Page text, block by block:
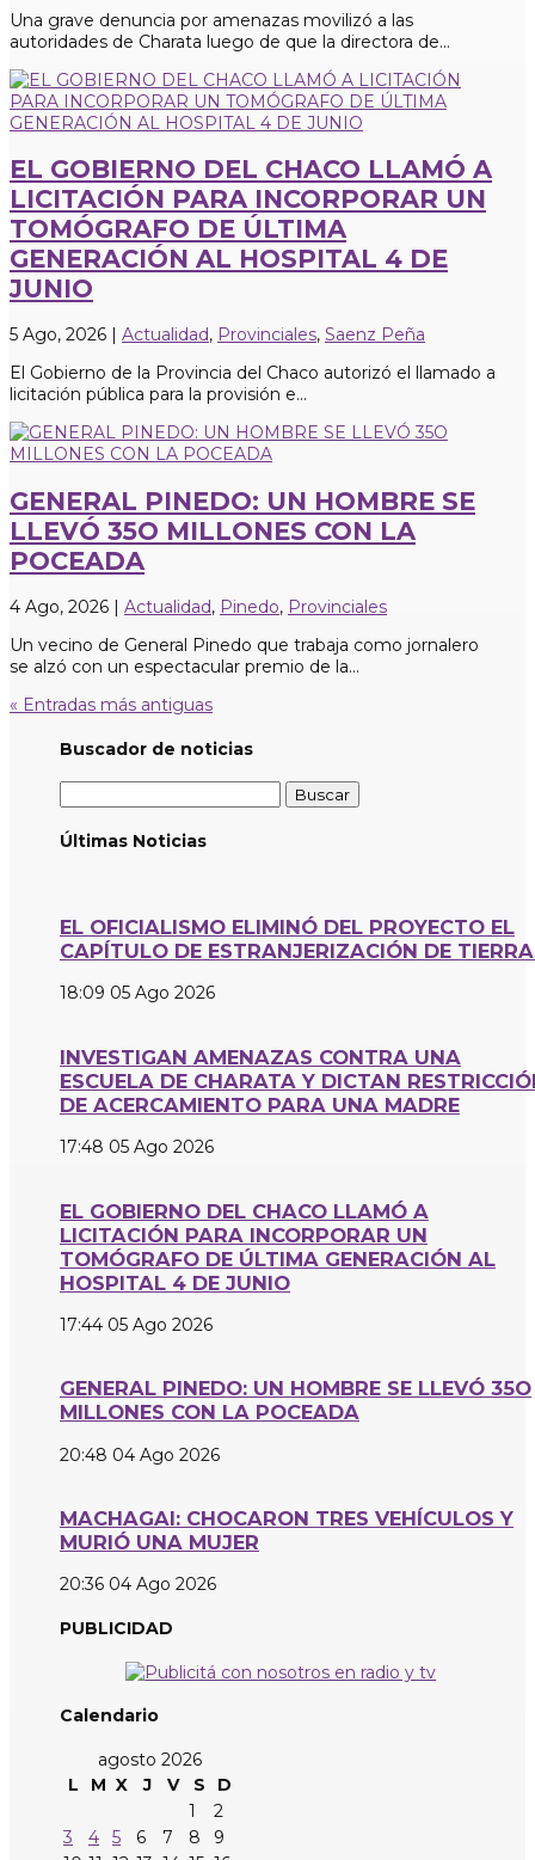
Una grave denuncia por amenazas movilizó a las
autoridades de Charata luego de que la directora de...
EL GOBIERNO DEL CHACO LLAMÓ A
LICITACIÓN PARA INCORPORAR UN
TOMÓGRAFO DE ÚLTIMA
GENERACIÓN AL HOSPITAL 4 DE
JUNIO
5 Ago, 2026 Actualidad, Provinciales, Saenz Peña
El Gobierno de la Provincia del Chaco autorizó el llamado a
licitación pública para la provisión e...
GENERAL PINEDO: UN HOMBRE SE
LLEVÓ 35O MILLONES CON LA
POCEADA
4 Ago, 2026 | Actualidad, Pinedo, Provinciales
Un vecino de General Pinedo que trabaja como jornalero
se alzó con un espectacular premio de la...
« Entradas más antiguas
Buscador de noticias
Últimas Noticias
EL OFICIALISMO ELIMINÓ DEL PROYECTO EL
CAPÍTULO DE ESTRANJERIZACIÓN DE
18:09 05 Ago 2026
INVESTIGAN AMENAZAS CONTRA UNA
ESCUELA DE CHARATA Y DICTAN
DE ACERCAMIENTO PARA UNA MADRE
17:48 05 Ago 2026
EL GOBIERNO DEL CHACO LLAMÓ A
LICITACIÓN PARA INCORPORAR UN
TOMÓGRAFO DE ÚLTIMA GENERACIÓN AL
HOSPITAL 4 DE JUNIO
17:44 05 Ago 2026
GENERAL PINEDO: UN HOMBRE SE LLEVÓ 35O
MILLONES CON LA POCEADA
20:48 04 Ago 2026
MACHAGAI: CHOCARON TRES VEHÍCULOS Y
MURIÓ UNA MUJER
20:36 04 Ago 2026
PUBLICIDAD
Calendario
agosto 2026
L
M X J V S
D
1
2
3
4 5 6 7 8
9